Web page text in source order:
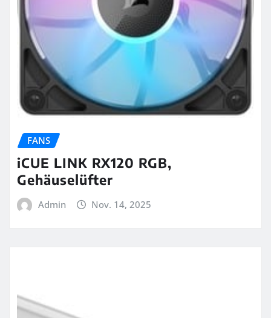
FANS
iCUE LINK RX120 RGB,
Gehäuselüfter
Admin Nov. 14, 2025